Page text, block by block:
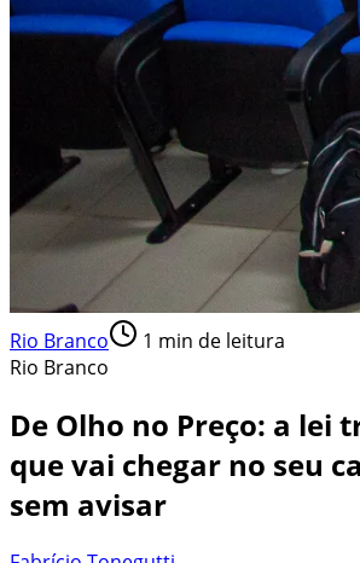
Rio Branco 1 min de leitura
Rio Branco
De Olho no Preço: a lei
que vai chegar no seu
sem avisar